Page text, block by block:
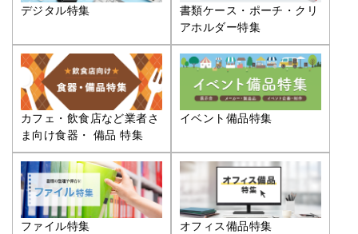
デジタル特集
書類ケース・ポーチ・クリ
アホルダー特集
カフェ・飲食店など業者さ
ま向け食器・ 備品 特集
イベント備品特集
ファイル特集 オフィス備品特集